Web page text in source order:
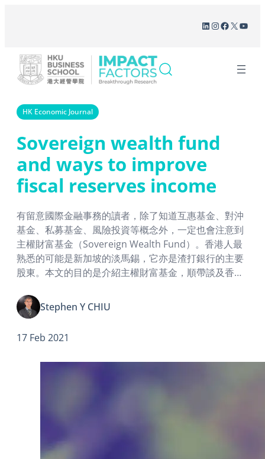
LinkedIn
Instagram
Facebook
X
HK Economic Journal
Sovereign wealth fund
and ways to improve
fiscal reserves income
有留意國際金融事務的讀者，除了知道互惠基金、對沖
基金、私募基金、風險投資等概念外，一定也會注意到
主權財富基金（Sovereign Wealth Fund）。香港人最
熟悉的可能是新加坡的淡馬錫，它亦是渣打銀行的主要
股東。本文的目的是介紹主權財富基金，順帶談及香港
Stephen Y CHIU
17 Feb 2021